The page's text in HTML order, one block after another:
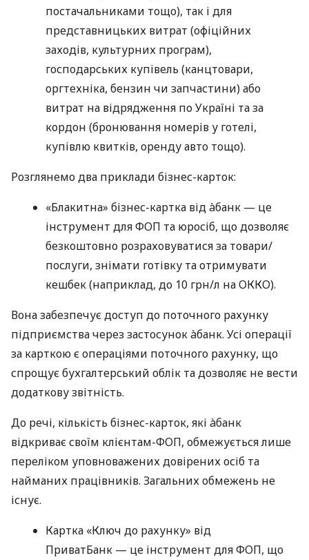
постачальниками тощо), так і для
представницьких витрат (офіційних
заходів, культурних програм),
господарських купівель (канцтовари,
оргтехніка, бензин чи запчастини) або
витрат на відрядження по Україні та за
кордон (бронювання номерів у готелі,
купівлю квитків, оренду авто тощо).
Розглянемо два приклади бізнес-карток:
«Блакитна» бізнес-картка від àбанк — це
інструмент для ФОП та юросіб, що дозволяє
безкоштовно розраховуватися за товари/
послуги, знімати готівку та отримувати
кешбек (наприклад, до 10 грн/л на ОККО).
Вона забезпечує доступ до поточного рахунку
підприємства через застосунок àбанк. Усі операції
за карткою є операціями поточного рахунку, що
спрощує бухгалтерський облік та дозволяє не вести
додаткову звітність.
До речі, кількість бізнес-карток, які àбанк
відкриває своїм клієнтам-ФОП, обмежується лише
переліком уповноважених довірених осіб та
найманих працівників. Загальних обмежень не
існує.
Картка «Ключ до рахунку» від
ПриватБанк — це інструмент для ФОП, що